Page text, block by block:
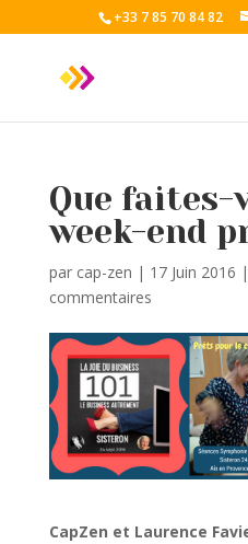
+33 7 85 70 84 82
Que faites-
week-end
par cap-zen | 17 Juin 2016 |
commentaires
CapZen et Laurence